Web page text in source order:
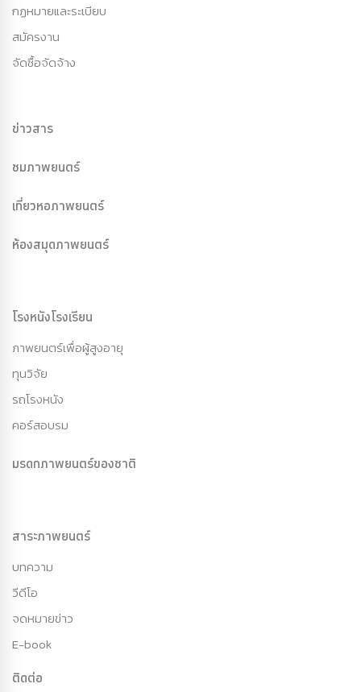
กฏหมายและระเบียบ
สมัครงาน
จัดซื้อจัดจ้าง
ข่าวสาร
ชมภาพยนตร์
เที่ยวหอภาพยนตร์
ห้องสมุดภาพยนตร์
โรงหนังโรงเรียน
ภาพยนตร์เพื่อผู้สูงอายุ
ทุนวิจัย
รถโรงหนัง
คอร์สอบรม
มรดกภาพยนตร์ของชาติ
สาระภาพยนตร์
บทความ
วีดีโอ
จดหมายข่าว
E-book
ติดต่อ